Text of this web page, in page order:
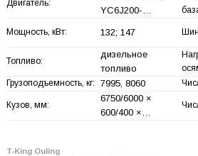
Двигатель:
YC6J200-…
Мощность, кВт: 132; 147
Топливо:
дизельное
топливо
Грузоподъемность, кг: 7995, 8060
Кузов, мм:
6750/6000 ×
600/400 ×…
T-King Ouling